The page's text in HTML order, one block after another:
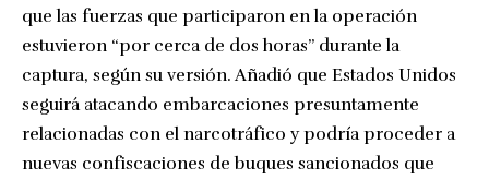
que las fuerzas que participaron en la operación
estuvieron “por cerca de dos horas” durante la
captura, según su versión. Añadió que Estados Unidos
seguirá atacando embarcaciones presuntamente
relacionadas con el narcotráfico y podría proceder a
nuevas confiscaciones de buques sancionados que